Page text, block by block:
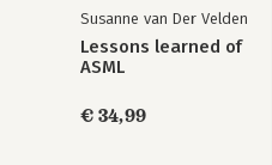
Susanne van Der Velden
Lessons learned of
ASML
€ 34,99